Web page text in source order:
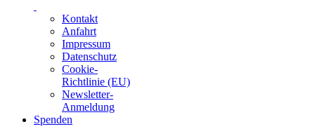
Kontakt
Anfahrt
Impressum
Datenschutz
Cookie-
Richtlinie (EU)
Newsletter-
Anmeldung
Spenden